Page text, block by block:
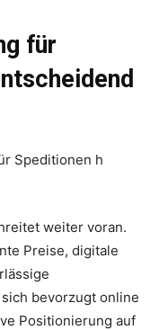
für
weiter voran.
Preise, digitale
bevorzugt online
Positionierung auf